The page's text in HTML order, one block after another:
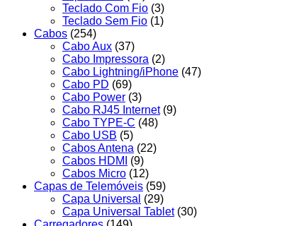
Teclado Com Fio (3)
Teclado Sem Fio (1)
Cabos (254)
Cabo Aux (37)
Cabo Impressora (2)
Cabo Lightning/iPhone (47)
Cabo PD (69)
Cabo Power (3)
Cabo RJ45 Internet (9)
Cabo TYPE-C (48)
Cabo USB (5)
Cabos Antena (22)
Cabos HDMI
(9)
Cabos Micro (12)
Capas de Telemóveis (59)
Capa Universal (29)
Capa Universal Tablet (30)